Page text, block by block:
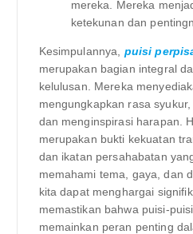
mereka. Mereka
ketekunan dan
Kesimpulannya, puisi
merupakan bagian integral
kelulusan. Mereka
mengungkapkan rasa
dan menginspirasi harapan.
merupakan bukti kekuatan
dan ikatan persahabatan
memahami tema, gaya, dan
kita dapat menghargai
memastikan bahwa puisi-
memainkan peran penting